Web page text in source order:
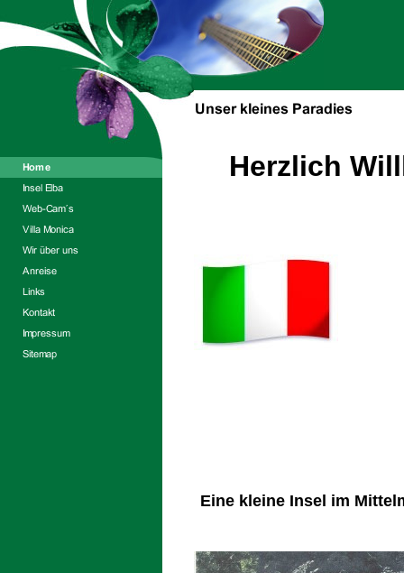
Herzlich
Eine kleine Insel im